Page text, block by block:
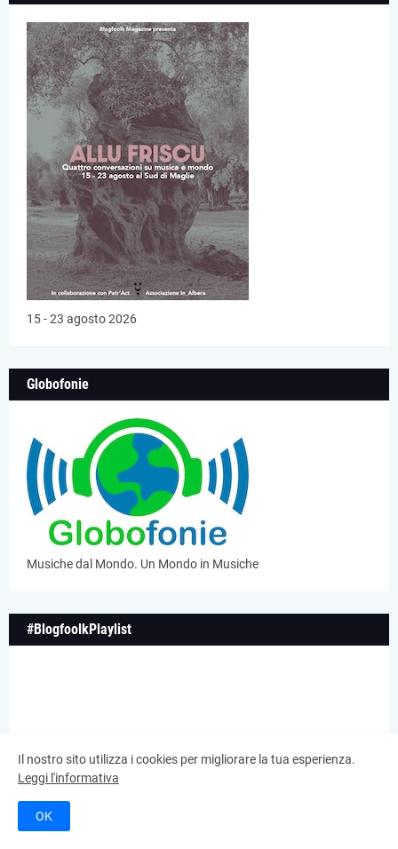
15 - 23 agosto 2026
Globofonie
Musiche dal Mondo. Un Mondo in Musiche
#BlogfoolkPlaylist
Il nostro sito utilizza i cookies per migliorare la tua esperienza.
Leggi l'informativa
OK